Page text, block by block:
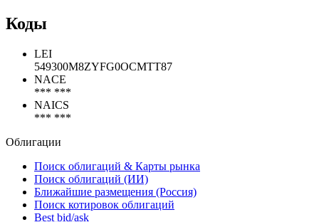
Коды
LEI
549300M8ZYFG0OCMTT87
NACE
*** ***
NAICS
*** ***
Облигации
Поиск облигаций & Карты рынка
Поиск облигаций (ИИ)
Ближайшие размещения (Россия)
Поиск котировок облигаций
Best bid/ask